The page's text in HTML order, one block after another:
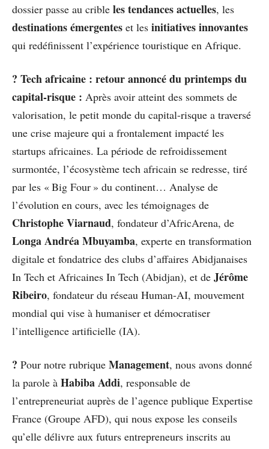
dossier passe au crible les tendances actuelles, les
destinations émergentes et les initiatives innovantes
qui redéfinissent l’expérience touristique en Afrique.
? Tech africaine : retour annoncé du printemps du
capital-risque : Après avoir atteint des sommets de
valorisation, le petit monde du capital-risque a traversé
une crise majeure qui a frontalement impacté les
startups africaines. La période de refroidissement
surmontée, l’écosystème tech africain se redresse, tiré
par les « Big Four » du continent… Analyse de
l’évolution en cours, avec les témoignages de
Christophe Viarnaud, fondateur d’AfricArena, de
Longa Andréa Mbuyamba, experte en transformation
digitale et fondatrice des clubs d’affaires Abidjanaises
In Tech et Africaines In Tech (Abidjan), et de Jérôme
Ribeiro, fondateur du réseau Human-AI, mouvement
mondial qui vise à humaniser et démocratiser
l’intelligence artificielle (IA).
? Pour notre rubrique Management, nous avons donné
la parole à Habiba Addi, responsable de
l’entrepreneuriat auprès de l’agence publique Expertise
France (Groupe AFD), qui nous expose les conseils
qu’elle délivre aux futurs entrepreneurs inscrits au